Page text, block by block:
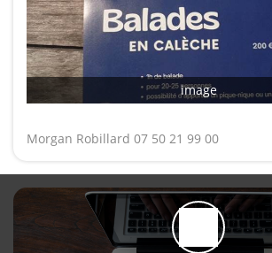
image
Morgan Robillard 07 50 21 99 00